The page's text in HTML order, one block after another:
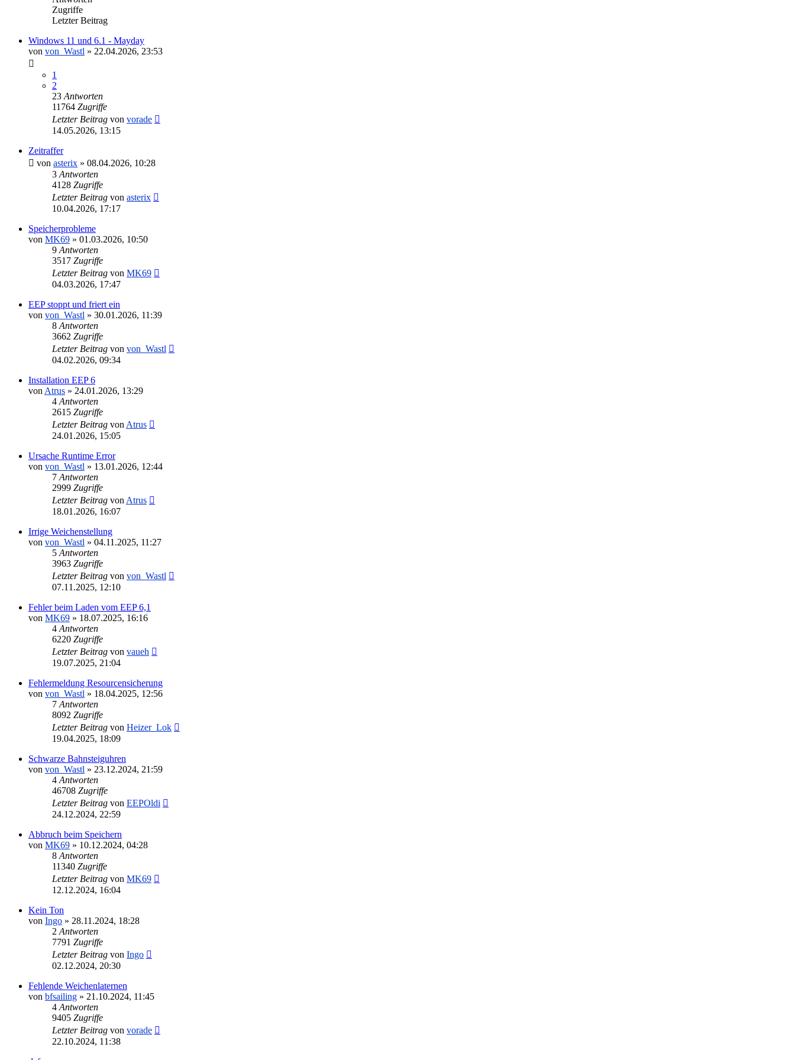
Zugriffe
Letzter Beitrag
Windows 11 und 6.1 - Mayday
von von_Wastl » 22.04.2026, 23:53
1
2
23 Antworten
11764 Zugriffe
Letzter Beitrag von vorade
14.05.2026, 13:15
Zeitraffer
von asterix » 08.04.2026, 10:28
3 Antworten
4128 Zugriffe
Letzter Beitrag von asterix
10.04.2026, 17:17
Speicherprobleme
von MK69 » 01.03.2026, 10:50
9 Antworten
3517 Zugriffe
Letzter Beitrag von MK69
04.03.2026, 17:47
EEP stoppt und friert ein
von von_Wastl » 30.01.2026, 11:39
8 Antworten
3662 Zugriffe
Letzter Beitrag von von_Wastl
04.02.2026, 09:34
Installation EEP 6
von Atrus » 24.01.2026, 13:29
4 Antworten
2615 Zugriffe
Letzter Beitrag von Atrus
24.01.2026, 15:05
Ursache Runtime Error
von von_Wastl » 13.01.2026, 12:44
7 Antworten
2999 Zugriffe
Letzter Beitrag von Atrus
18.01.2026, 16:07
Irrige Weichenstellung
von von_Wastl » 04.11.2025, 11:27
5 Antworten
3963 Zugriffe
Letzter Beitrag von von_Wastl
07.11.2025, 12:10
Fehler beim Laden vom EEP 6,1
von MK69 » 18.07.2025, 16:16
4 Antworten
6220 Zugriffe
Letzter Beitrag von vaueh
19.07.2025, 21:04
Fehlermeldung Resourcensicherung
von von_Wastl » 18.04.2025, 12:56
7 Antworten
8092 Zugriffe
Letzter Beitrag von Heizer_Lok
19.04.2025, 18:09
Schwarze Bahnsteiguhren
von von_Wastl » 23.12.2024, 21:59
4 Antworten
46708 Zugriffe
Letzter Beitrag von EEPOldi
24.12.2024, 22:59
Abbruch beim Speichern
von MK69 » 10.12.2024, 04:28
8 Antworten
11340 Zugriffe
Letzter Beitrag von MK69
12.12.2024, 16:04
Kein Ton
von Ingo » 28.11.2024, 18:28
2 Antworten
7791 Zugriffe
Letzter Beitrag von Ingo
02.12.2024, 20:30
Fehlende Weichenlaternen
von bfsailing » 21.10.2024, 11:45
4 Antworten
9405 Zugriffe
Letzter Beitrag von vorade
22.10.2024, 11:38